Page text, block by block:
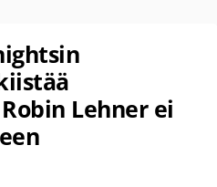
Lehner ei